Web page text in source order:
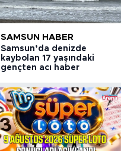
SAMSUN HABER
Samsun’da denizde
kaybolan 17 yaşındaki
gençten acı haber